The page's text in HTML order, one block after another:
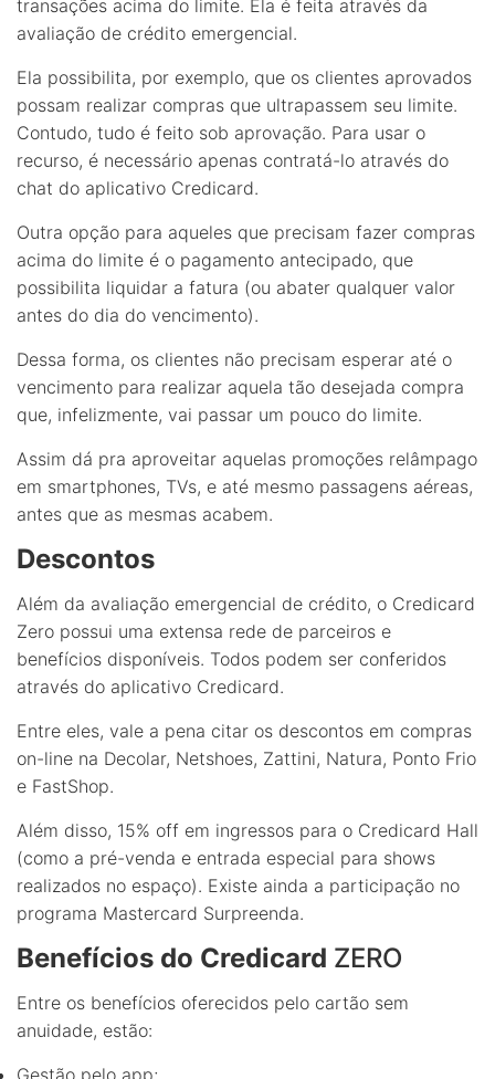
transações acima do limite. Ela é feita através da
avaliação de crédito emergencial.
Ela possibilita, por exemplo, que os clientes aprovados
possam realizar compras que ultrapassem seu limite.
Contudo, tudo é feito sob aprovação. Para usar o
recurso, é necessário apenas contratá-lo através do
chat do aplicativo Credicard.
Outra opção para aqueles que precisam fazer compras
acima do limite é o pagamento antecipado, que
possibilita liquidar a fatura (ou abater qualquer valor
antes do dia do vencimento).
Dessa forma, os clientes não precisam esperar até o
vencimento para realizar aquela tão desejada compra
que, infelizmente, vai passar um pouco do limite.
Assim dá pra aproveitar aquelas promoções relâmpago
em smartphones, TVs, e até mesmo passagens aéreas,
antes que as mesmas acabem.
Descontos
Além da avaliação emergencial de crédito, o Credicard
Zero possui uma extensa rede de parceiros e
benefícios disponíveis. Todos podem ser conferidos
através do aplicativo Credicard.
Entre eles, vale a pena citar os descontos em compras
on-line na Decolar, Netshoes, Zattini, Natura, Ponto Frio
e FastShop.
Além disso, 15% off em ingressos para o Credicard Hall
(como a pré-venda e entrada especial para shows
realizados no espaço). Existe ainda a participação no
programa Mastercard Surpreenda.
Benefícios do Credicard ZERO
Entre os benefícios oferecidos pelo cartão sem
anuidade, estão:
Gestão pelo app;